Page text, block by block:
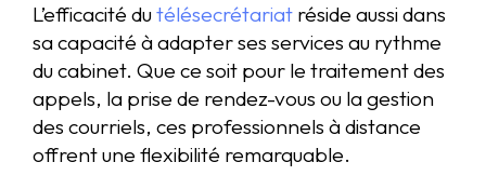
L’efficacité dutélésecrétariat réside aussi dans
sa capacité à adapter ses services au rythme
du cabinet. Que ce soit pour le traitement des
appels, la prise de rendez-vous ou la gestion
des courriels, ces professionnels à distance
offrent une flexibilité remarquable.